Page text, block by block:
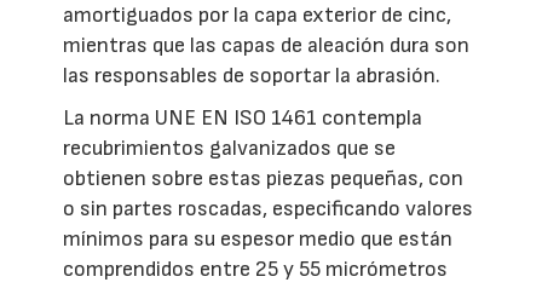
amortiguados por la capa exterior de cinc,
mientras que las capas de aleación dura son
las responsables de soportar la abrasión.
La norma UNE EN ISO 1461 contempla
recubrimientos galvanizados que se
obtienen sobre estas piezas pequeñas, con
o sin partes roscadas, especificando valores
mínimos para su espesor medio que están
comprendidos entre 25 y 55 micrómetros